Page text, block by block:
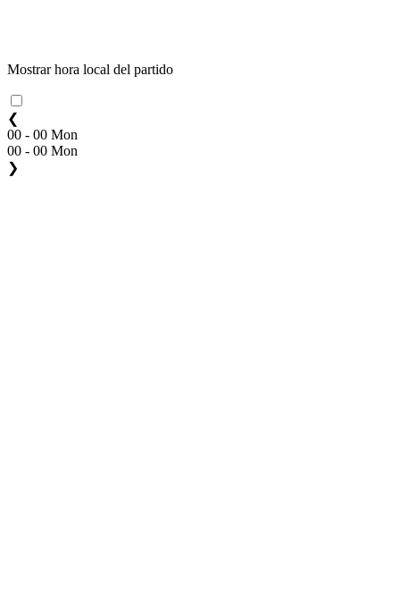
Mostrar hora local del partido
❮
00 - 00 Mon
00 - 00 Mon
❯